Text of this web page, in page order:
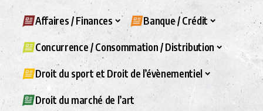
Affaires / Finances Banque / Crédit
Concurrence / Consommation / Distribution
Droit du sport et Droit de l’évènementiel
Droit du marché de l’art